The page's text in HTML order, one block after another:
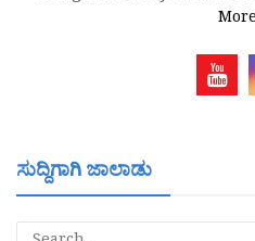
More
ಸುದ್ದಿಗಾಗಿ ಜಾಲಾಡು